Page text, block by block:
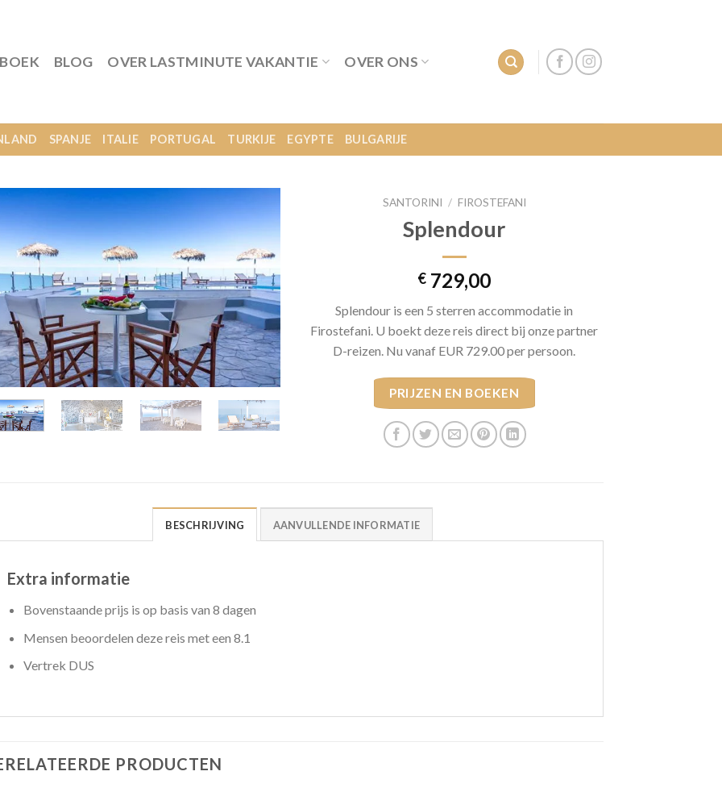
BLOG OVER LASTMINUTE VAKANTIE OVER ONS
SPANJE ITALIE PORTUGAL TURKIJE EGYPTE BULGARIJE
SANTORINI / FIROSTEFANI
Splendour
€ 729,00
Splendour is een 5 sterren accommodatie in
Firostefani. U boekt deze reis direct bij onze partner
D-reizen. Nu vanaf EUR 729.00 per persoon.
PRIJZEN EN BOEKEN
BESCHRIJVING AANVULLENDE INFORMATIE
Extra informatie
Bovenstaande prijs is op basis van 8 dagen
Mensen beoordelen deze reis met een 8.1
Vertrek DUS
PRODUCTEN